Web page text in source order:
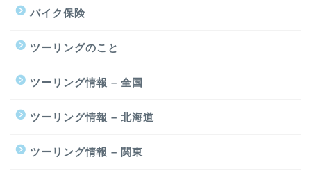
バイク保険
ツーリングのこと
ツーリング情報 – 全国
ツーリング情報 – 北海道
ツーリング情報 – 関東